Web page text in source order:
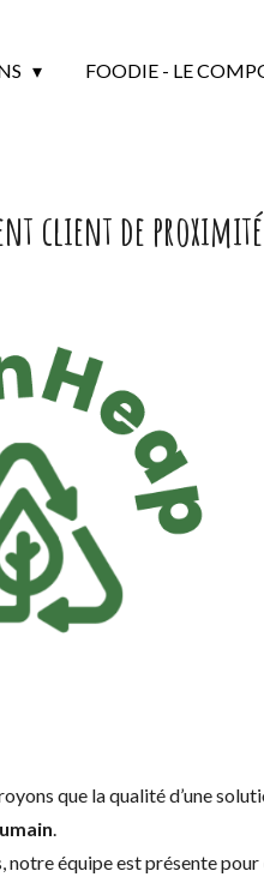
FOODIE - LE
client de
que la qualité d’une
.
notre équipe est présente pour